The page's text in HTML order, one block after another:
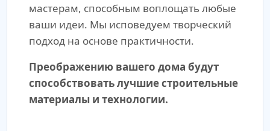
мастерам, способным воплощать любые
ваши идеи. Мы исповедуем творческий
подход на основе практичности.
Преображению вашего дома будут
способствовать лучшие строительные
материалы и технологии.